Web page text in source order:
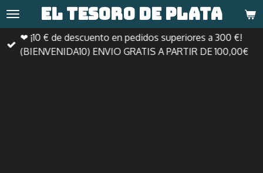
Ir
al
contenido
principal
El tesoro de plata
❤ ¡10 € de descuento en pedidos superiores a 300 €!
(BIENVENIDA10) ENVIO GRATIS A PARTIR DE 100,00€